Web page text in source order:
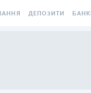
ДЕПОЗИТИ